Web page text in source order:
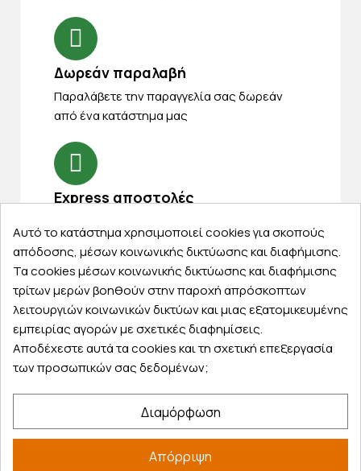
Δωρεάν παραλαβή
Παραλάβετε την παραγγελία σας δωρεάν
από ένα κατάστημα μας
Express αποστολές
παραλάβετε αύριο στην πόρτα σας
Εξυπηρέτηση πελατών
Λογαριασμός
Τα αγαπημένα μου
Τρόποι παραγγελίας
Τρόποι πληρωμής
Αυτό το κατάστημα χρησιμοποιεί cookies για σκοπούς
απόδοσης, μέσων κοινωνικής δικτύωσης και διαφήμισης.
Τα cookies μέσων κοινωνικής δικτύωσης και διαφήμισης
τρίτων μερών βοηθούν στην παροχή απρόσκοπτων
λειτουργιών κοινωνικών δικτύων και μιας εξατομικευμένης
εμπειρίας αγορών με σχετικές διαφημίσεις.
Αποδέχεστε αυτά τα cookies και τη σχετική επεξεργασία
των προσωπικών σας δεδομένων;
Διαμόρφωση
Απόρριψη